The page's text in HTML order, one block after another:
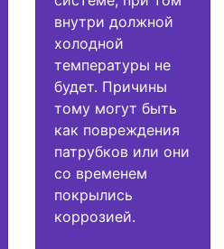
внутри должной
холодной
температуры не
будет. Причины
тому могут быть
как повреждения
патрубков или они
со временем
покрылись
коррозией.